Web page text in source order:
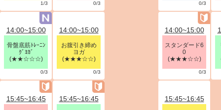
1/3 0/3 0/3
14:00~15:00
骨盤底筋ﾄﾚｰﾆﾝ
ｸﾞﾖｶﾞ
(★★☆☆☆)
0/3
14:00~15:00
お腹引き締め
ヨガ
(★★★☆☆)
0/3
14:00~15:00
スタンダード6
0
(★★★☆☆)
0/3
15:45~16:45 15:45~16:45 15:45~16:45